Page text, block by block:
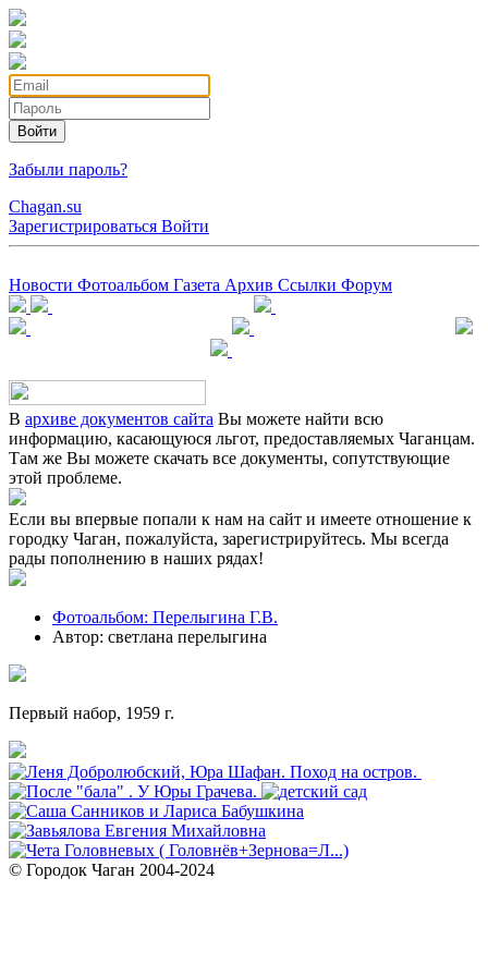
Войти
Забыли пароль?
Chagan.su
Зарегистрироваться Войти
Новости Фотоальбом Газета Архив Ссылки Форум
В архиве документов сайта Вы можете найти всю
информацию, касающуюся льгот, предоставляемых Чаганцам.
Там же Вы можете скачать все документы, сопутствующие
этой проблеме.
Если вы впервые попали к нам на сайт и имеете отношение к
городку Чаган, пожалуйста, зарегистрируйтесь. Мы всегда
рады пополнению в наших рядах!
Фотоальбом: Перелыгина Г.В.
Автор: светлана перелыгина
Первый набор, 1959 г.
© Городок Чаган 2004-2024